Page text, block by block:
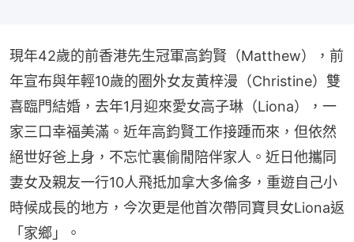
現年42歲的前香港先生冠軍高鈞賢（Matthew），前
年宣布與年輕10歲的圈外女友黃梓漫（Christine）雙
喜臨門結婚，去年1月迎來愛女高子琳（Liona），一
家三口幸福美滿。近年高鈞賢工作接踵而來，但依然
絕世好爸上身，不忘忙裏偷閒陪伴家人。近日他攜同
妻女及親友一行10人飛抵加拿大多倫多，重遊自己小
時候成長的地方，今次更是他首次帶同寶貝女Liona返
「家鄉」。